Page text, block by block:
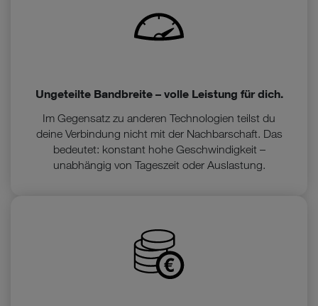
Ungeteilte Bandbreite – volle Leistung für dich.
Im Gegensatz zu anderen Technologien teilst du
deine Verbindung nicht mit der Nachbarschaft. Das
bedeutet: konstant hohe Geschwindigkeit –
unabhängig von Tageszeit oder Auslastung.